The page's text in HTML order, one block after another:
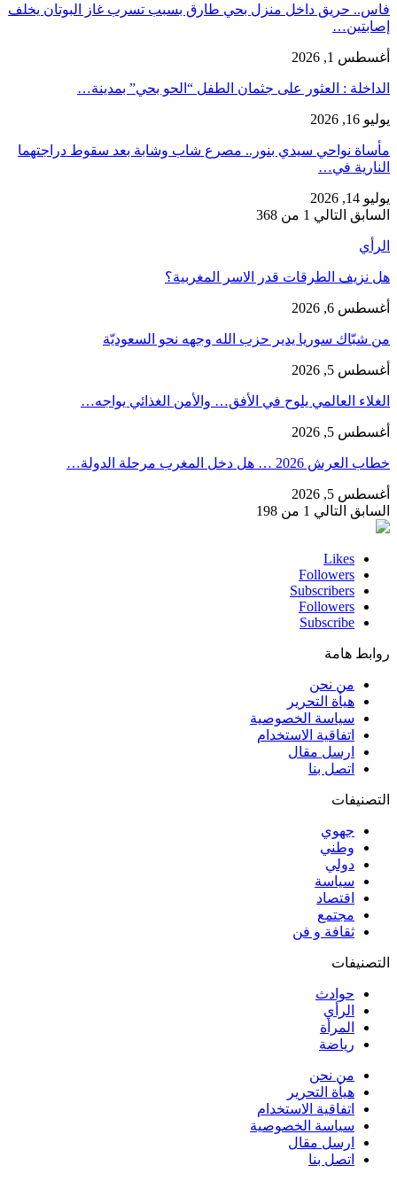
فاس.. حريق داخل منزل بحي طارق بسبب تسرب غاز البوتان يخلف
إصابتين…
أغسطس 1, 2026
​الداخلة : العثور على جثمان الطفل “الحو بحي” بمدينة…
يوليو 16, 2026
مأساة نواحي سيدي بنور.. مصرع شاب وشابة بعد سقوط دراجتهما
النارية في…
يوليو 14, 2026
السابق التالي 1 من 368
الرأي
هل نزيف الطرقات قدر الاسر المغربية؟
أغسطس 6, 2026
من شبّاك سوريا يدير حزب الله وجهه نحو السعوديّة
أغسطس 5, 2026
الغلاء العالمي يلوح في الأفق… والأمن الغذائي يواجه…
أغسطس 5, 2026
خطاب العرش 2026 … هل دخل المغرب مرحلة الدولة…
أغسطس 5, 2026
السابق التالي 1 من 198
Likes
Followers
Subscribers
Followers
Subscribe
روابط هامة
من نحن
هيأة التحرير
سياسة الخصوصية
اتفاقية الاستخدام
ارسل مقال
اتصل بنا
التصنيفات
جهوي
وطني
دولي
سياسة
اقتصاد
مجتمع
ثقافة و فن
التصنيفات
حوادث
الرأي
المرأة
رياضة
من نحن
هيأة التحرير
اتفاقية الاستخدام
سياسة الخصوصية
ارسل مقال
اتصل بنا